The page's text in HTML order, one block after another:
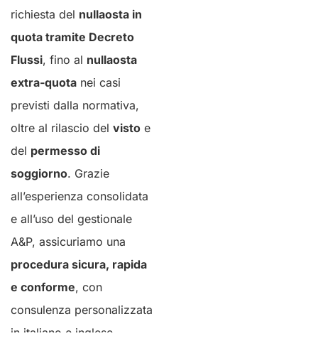
richiesta del nullaosta in
quota tramite Decreto
Flussi, fino al nullaosta
extra-quota nei casi
previsti dalla normativa,
oltre al rilascio del visto e
del permesso di
soggiorno. Grazie
all’esperienza consolidata
e all’uso del gestionale
A&P, assicuriamo una
procedura sicura, rapida
e conforme, con
consulenza personalizzata
in italiano e inglese.